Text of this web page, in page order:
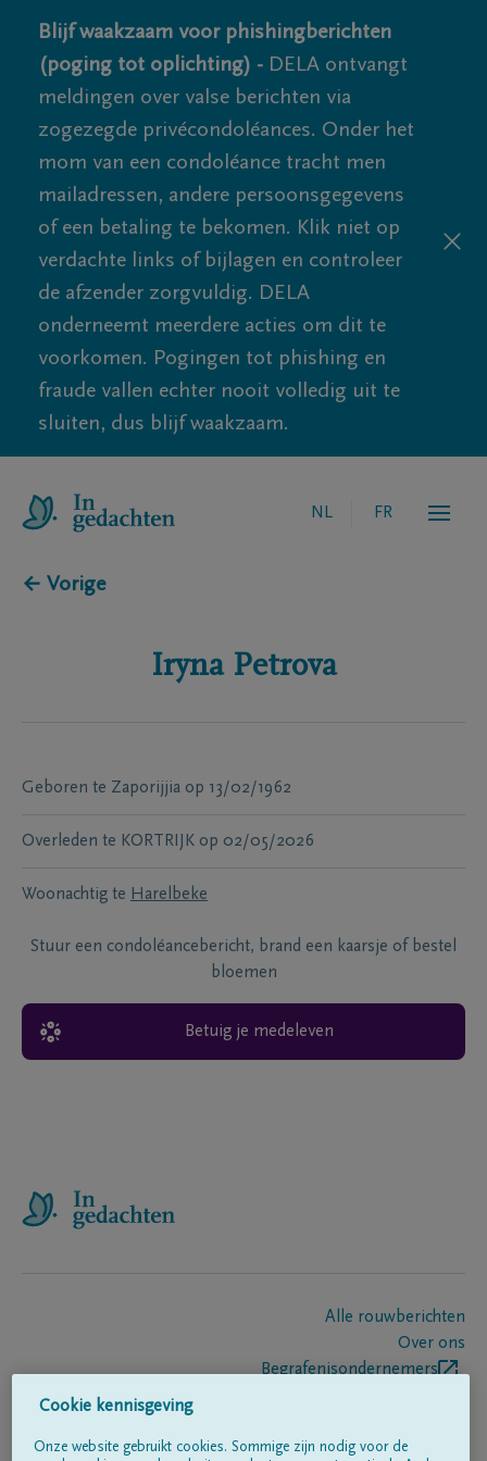
Blijf waakzaam voor phishingberichten
(poging tot oplichting) - DELA ontvangt
meldingen over valse berichten via
zogezegde privécondoléances. Onder het
mom van een condoléance tracht men
mailadressen, andere persoonsgegevens
of een betaling te bekomen. Klik niet op
verdachte links of bijlagen en controleer
de afzender zorgvuldig. DELA
onderneemt meerdere acties om dit te
voorkomen. Pogingen tot phishing en
fraude vallen echter nooit volledig uit te
sluiten, dus blijf waakzaam.
NL FR
← Vorige
Iryna Petrova
Geboren te Zaporijjia op 13/02/1962
Overleden te KORTRIJK op 02/05/2026
Woonachtig te Harelbeke
Stuur een condoléancebericht, brand een kaarsje of bestel
bloemen
Betuig je medeleven
Alle rouwberichten
Over ons
Begrafenisondernemers
Cookie kennisgeving
Onze website gebruikt cookies. Sommige zijn nodig voor de